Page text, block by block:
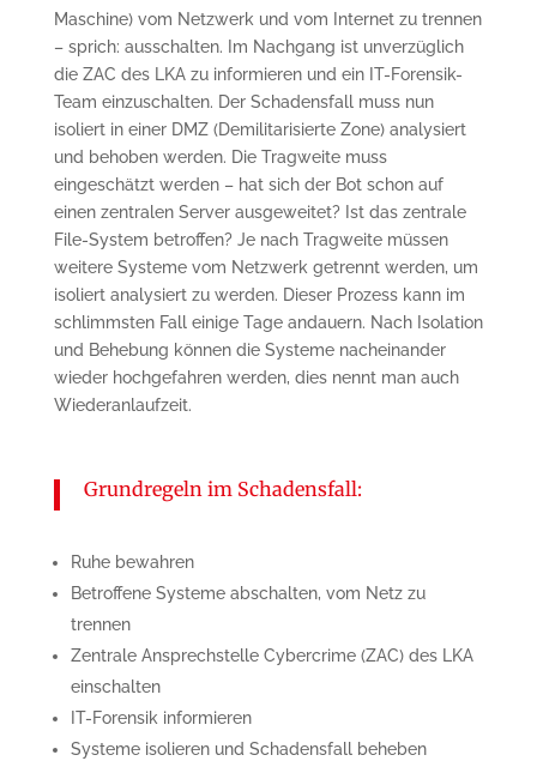
Maschine) vom Netzwerk und vom Internet zu trennen
– sprich: ausschalten. Im Nachgang ist unverzüglich
die ZAC des LKA zu informieren und ein IT-Forensik-
Team einzuschalten. Der Schadensfall muss nun
isoliert in einer DMZ (Demilitarisierte Zone) analysiert
und behoben werden. Die Tragweite muss
eingeschätzt werden – hat sich der Bot schon auf
einen zentralen Server ausgeweitet? Ist das zentrale
File-System betroffen? Je nach Tragweite müssen
weitere Systeme vom Netzwerk getrennt werden, um
isoliert analysiert zu werden. Dieser Prozess kann im
schlimmsten Fall einige Tage andauern. Nach Isolation
und Behebung können die Systeme nacheinander
wieder hochgefahren werden, dies nennt man auch
Wiederanlaufzeit.
Grundregeln im Schadensfall:
Ruhe bewahren
Betroffene Systeme abschalten, vom Netz zu
trennen
Zentrale Ansprechstelle Cybercrime (ZAC) des LKA
einschalten
IT-Forensik informieren
Systeme isolieren und Schadensfall beheben